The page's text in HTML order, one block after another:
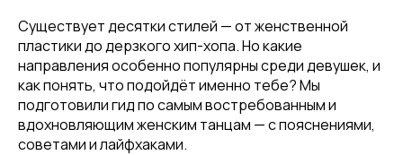
Существует десятки стилей — от женственной
пластики до дерзкого хип-хопа. Но какие
направления особенно популярны среди девушек, и
как понять, что подойдёт именно тебе? Мы
подготовили гид по самым востребованным и
вдохновляющим женским танцам — с пояснениями,
советами и лайфхаками.